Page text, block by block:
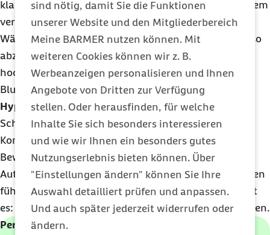
sind nötig, damit Sie die Funktionen
unserer Website und den Mitgliederbereich
Meine BARMER nutzen können. Mit
weiteren Cookies können wir z. B.
Werbeanzeigen personalisieren und Ihnen
Angebote von Dritten zur Verfügung
stellen. Oder herausfinden, für welche
Inhalte Sie sich besonders interessieren
und wie wir Ihnen ein besonders gutes
Nutzungserlebnis bieten können. Über
"Einstellungen ändern" können Sie Ihre
Auswahl detailliert prüfen und anpassen.
Und auch später jederzeit widerrufen oder
ändern.
klar definiert. Patientinnen und Patienten folgen einem
verbindlichen Ernährungsplan .
Während der Behandlung ist es wichtig, das Insulin so
abzustimmen, dass der Blutzuckerspiegel weder zu
hoch noch zu niedrig ist. Ein zu niedriger
Blutzuckerspiegel heißt auchUnterzuckeroder
Hypoglykämie. Er äußert sich zum Beispiel durch
Schwitzen, Zittern, Herzklopfen und
Konzentrationsstörungen. Ein Unterzucker kann zu
Bewusstlosigkeit führen. Das ist beispielsweise beim
Autofahren besonders gefährlich und kann zu Unfällen
führen. Beim Verdacht auf eine Unterzuckerung heißt
es: schnell Blutzucker messen und Traubenzucker essen.
Persönliches Therapieziel